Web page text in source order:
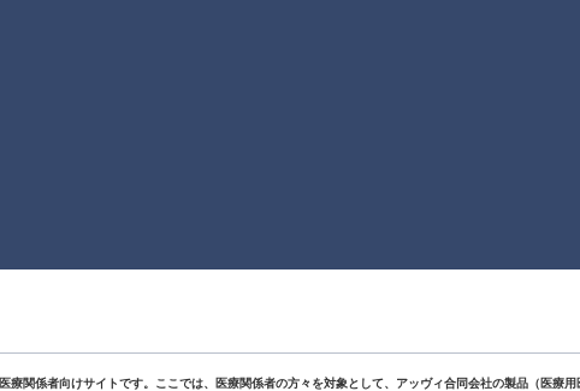
療関係者向けサイトです。ここでは、医療関係者の方々を対象として、アッヴィ合同会社の製品（医療用